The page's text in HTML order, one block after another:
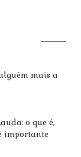
mais a
o que é,
importante